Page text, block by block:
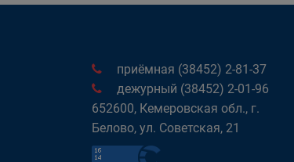
приёмная (38452) 2-81-37
дежурный (38452) 2-01-96
652600, Кемеровская обл., г.
Белово, ул. Советская, 21